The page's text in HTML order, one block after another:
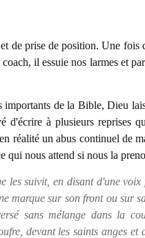
de prise de position. Une
il essuie nos larmes et
importants de la Bible, Dieu
d'écrire à plusieurs reprises
réalité un abus continuel de
qui nous attend si nous la
les suivit, en disant d'une
marque sur son front ou sur
sans mélange dans la
devant les saints anges